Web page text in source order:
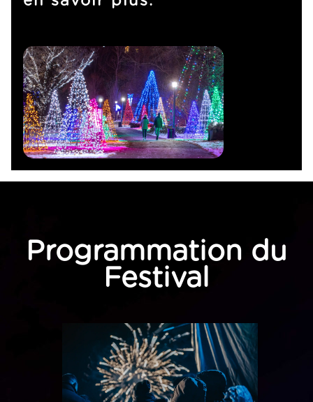
Programmation du
Festival